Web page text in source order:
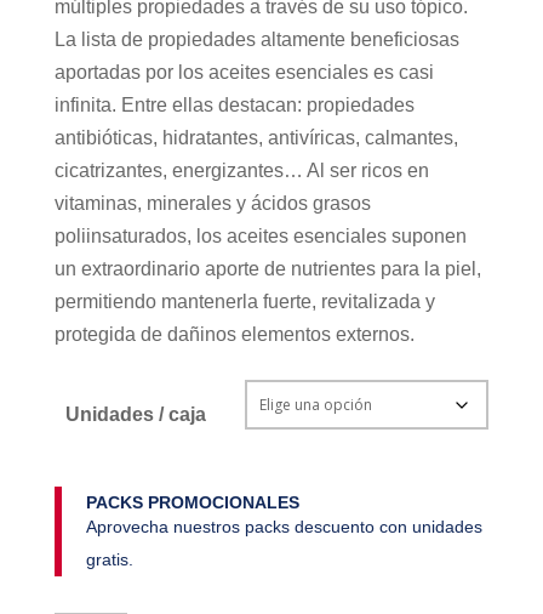
múltiples propiedades a través de su uso tópico.
La lista de propiedades altamente beneficiosas
aportadas por los aceites esenciales es casi
infinita. Entre ellas destacan: propiedades
antibióticas, hidratantes, antivíricas, calmantes,
cicatrizantes, energizantes… Al ser ricos en
vitaminas, minerales y ácidos grasos
poliinsaturados, los aceites esenciales suponen
un extraordinario aporte de nutrientes para la piel,
permitiendo mantenerla fuerte, revitalizada y
protegida de dañinos elementos externos.
Unidades / caja
PACKS PROMOCIONALES
Aprovecha nuestros packs descuento con unidades
gratis.